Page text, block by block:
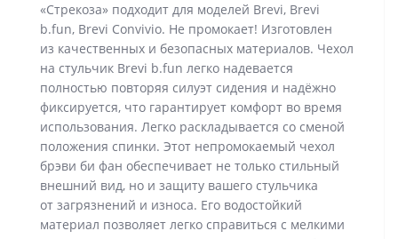
«Стрекоза» подходит для моделей Brevi, Brevi
b.fun, Brevi Convivio. Не промокает! Изготовлен
из качественных и безопасных материалов. Чехол
на стульчик Brevi b.fun легко надевается
полностью повторяя силуэт сидения и надёжно
фиксируется, что гарантирует комфорт во время
использования. Легко раскладывается со сменой
положения спинки. Этот непромокаемый чехол
брэви би фан обеспечивает не только стильный
внешний вид, но и защиту вашего стульчика
от загрязнений и износа. Его водостойкий
материал позволяет легко справиться с мелкими